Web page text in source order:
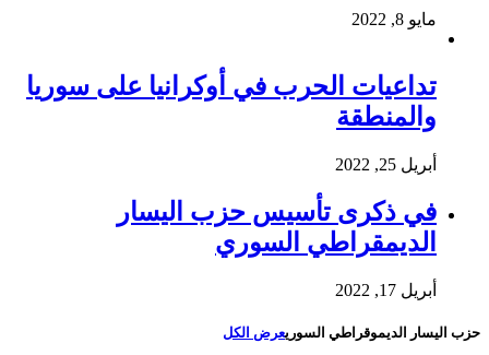
مايو 8, 2022
تداعيات الحرب في أوكرانيا على سوريا
والمنطقة
أبريل 25, 2022
في ذكرى تأسيس حزب اليسار
الديمقراطي السوري
أبريل 17, 2022
حزب اليسار الديموقراطي السوريعرض الكل